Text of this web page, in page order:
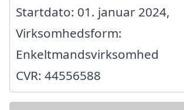
Startdato: 01. januar 2024,
Virksomhedsform:
Enkeltmandsvirksomhed
CVR: 44556588